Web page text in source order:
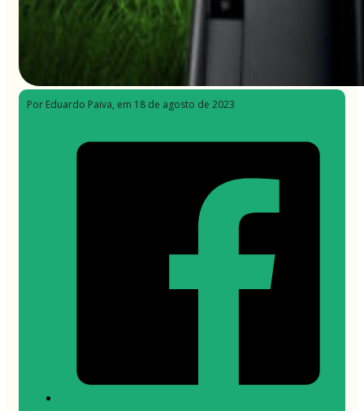
Por Eduardo Paiva, em 18 de agosto de 2023